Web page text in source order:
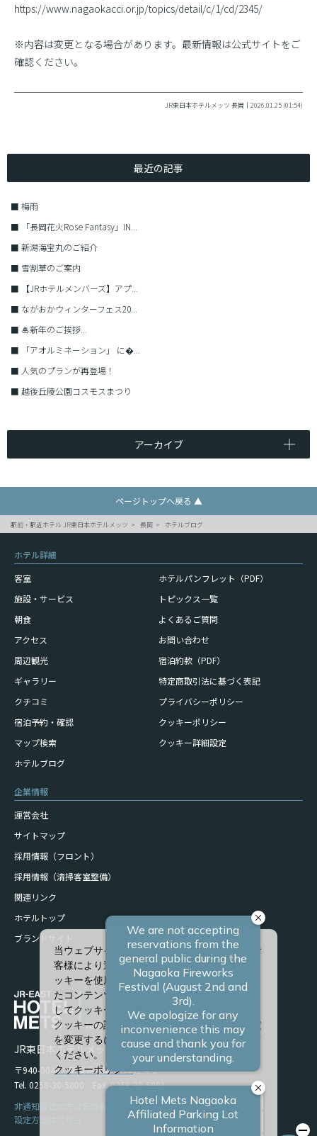
https://www.nagaokacci.or.jp/topics/detail/c/1/cd/2345/
※内容は変更となる場合があります。最新情報は公式サイトをご
確認ください。
JR東日本ホテルメッツ 長岡｜2026.01.25 (01:54)
最近の記事
■ 梅雨
■
「長岡花火Rose Fantasy」IN...
■ 新潟海宝丸のご紹介
■ 雪割草のご案内
■
【JRホテルメンバーズ】アプ...
■ ながおかウィンターフェス20...
■ 🎍新年のご挨拶...
■
「アオルミネーション」 に�...
■ 人気のプランが再登場！
■ 越後丘陵公園コスモスまつり
アーカイブ
ページトップへ戻る ▲
駅前・駅近ホテル JR東日本ホテルメッツ 長岡 ホテルブログ
ホテル詳細
客室
施設・サービス
朝食
アクセス
周辺観光
ギャラリー
クチコミ
宿泊予約・確認
マップ検索
ホテルブログ
ホテルパンフレット（PDF）
トピックス一覧
よくあるご質問
お問い合わせ
宿泊約款（PDF）
特定商取引法に基づく表記
プライバシーポリシー
クッキーポリシー
クッキー詳細設定
企業情報
運営会社
サイトマップ
採用情報（フロント）
採用情報（清掃客室整備）
関連リンク
ホテルトップ
ブランドサイト
JR東日本ホテルメッツ 長岡
〒940-0048 新潟県長岡市台町2-4-9
Tel. 0258-30-5800 Fax. 0258-30-5801
非通知設定の方は発信者番号を設定の上お電話ください。
設定方法はこちら
当ウェブサイトでは、サービスの向上、またお
客様により適したサービスを提供するため、ク
ッキーを使用しています。また、お客様に合っ
たコンテンツや広告を表示させることを目的と
してクッキーを使用する場合があります。
クッキーの詳細や、クッキーの種類ごとに設定
を変更するには、「詳細設定」をクリックして
ください。
クッキーポリシー
すべて許可
必須クッキーのみ